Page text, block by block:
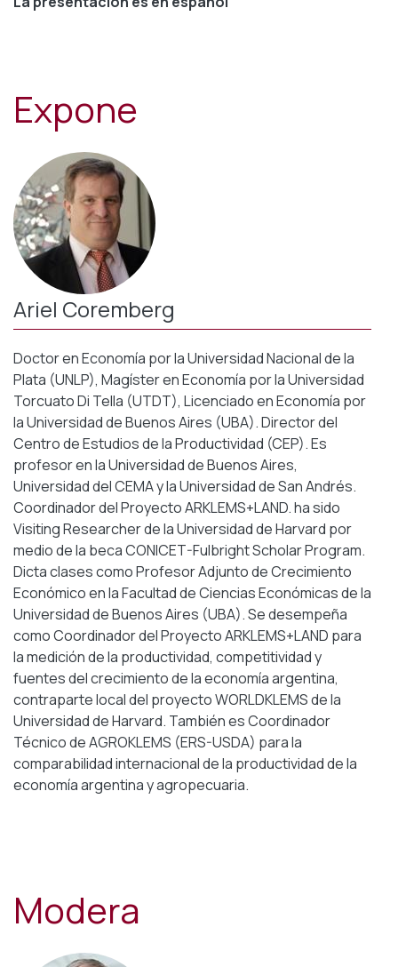
Expone
Ariel Coremberg
Doctor en Economía por la Universidad Nacional de la
Plata (UNLP), Magíster en Economía por la Universidad
Torcuato Di Tella (UTDT), Licenciado en Economía por
la Universidad de Buenos Aires (UBA). Director del
Centro de Estudios de la Productividad (CEP). Es
profesor en la Universidad de Buenos Aires,
Universidad del CEMA y la Universidad de San Andrés.
Coordinador del Proyecto ARKLEMS+LAND. ha sido
Visiting Researcher de la Universidad de Harvard por
medio de la beca CONICET-Fulbright Scholar Program.
Dicta clases como Profesor Adjunto de Crecimiento
Económico en la Facultad de Ciencias Económicas de la
Universidad de Buenos Aires (UBA). Se desempeña
como Coordinador del Proyecto ARKLEMS+LAND para
la medición de la productividad, competitividad y
fuentes del crecimiento de la economía argentina,
contraparte local del proyecto WORLDKLEMS de la
Universidad de Harvard. También es Coordinador
Técnico de AGROKLEMS (ERS-USDA) para la
comparabilidad internacional de la productividad de la
economía argentina y agropecuaria.
Modera